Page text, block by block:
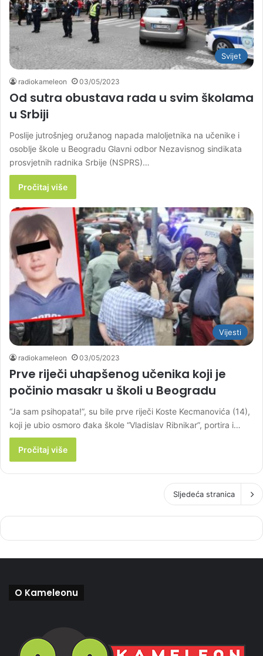
Svijet
radiokameleon 03/05/2023
Od sutra obustava rada u svim školama
u Srbiji
Poslije jutrošnjeg oružanog napada maloljetnika na učenike i
osoblje škole u Beogradu Glavni odbor Nezavisnog sindikata
prosvjetnih radnika Srbije (NSPRS)…
Pročitaj više
Vijesti
radiokameleon 03/05/2023
Prve riječi uhapšenog učenika koji je
počinio masakr u školi u Beogradu
“Ja sam psihopata!”, su bile prve riječi Koste Kecmanovića (14),
koji je ubio osmoro đaka škole “Vladislav Ribnikar”, portira i…
Pročitaj više
Sljedeća stranica
O Kameleonu